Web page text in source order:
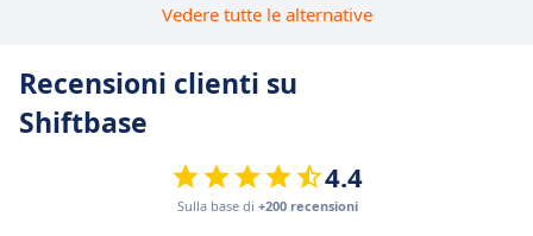
Vedere tutte le alternative
Recensioni clienti su
Shiftbase
4.4
Sulla base di +200 recensioni